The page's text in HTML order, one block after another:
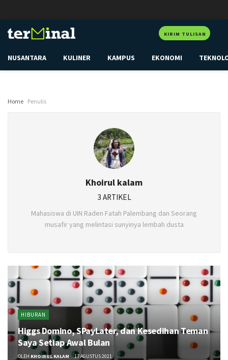
KIRIM TULISAN
NUSANTARA KULINER KAMPUS EKONOMI
Home Penulis
Khoirul kalam
3 ARTIKEL
Mahasiswa di UIN Raden Fatah Palembang dan Seorang
musafir yang melintasi sunyinya lembah dusta
HIBURAN
Higgs Domino, SPayLater, dan Kesedihan Teman
Saya Setiap Awal Bulan
OLEH KHOIRUL KALAM 17 AGUSTUS 2021